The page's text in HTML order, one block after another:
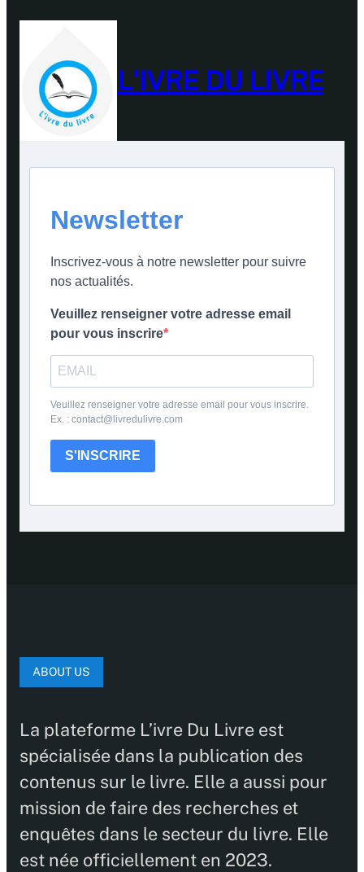
L'IVRE DU LIVRE
Newsletter
Inscrivez-vous à notre newsletter pour suivre
nos actualités.
Veuillez renseigner votre adresse email
pour vous inscrire
Veuillez renseigner votre adresse email pour vous inscrire.
Ex. : contact@livredulivre.com
S'INSCRIRE
ABOUT US
La plateforme L’ivre Du Livre est
spécialisée dans la publication des
contenus sur le livre. Elle a aussi pour
mission de faire des recherches et
enquêtes dans le secteur du livre. Elle
est née officiellement en 2023.